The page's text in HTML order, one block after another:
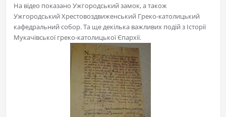
На відео показано Ужгородський замок, а також
Ужгородський Хрестовоздвиженський Греко-католицький
кафедральний собор. Та ще декілька важливих подій з Історії
Мукачівської греко-католицької Єпархії.